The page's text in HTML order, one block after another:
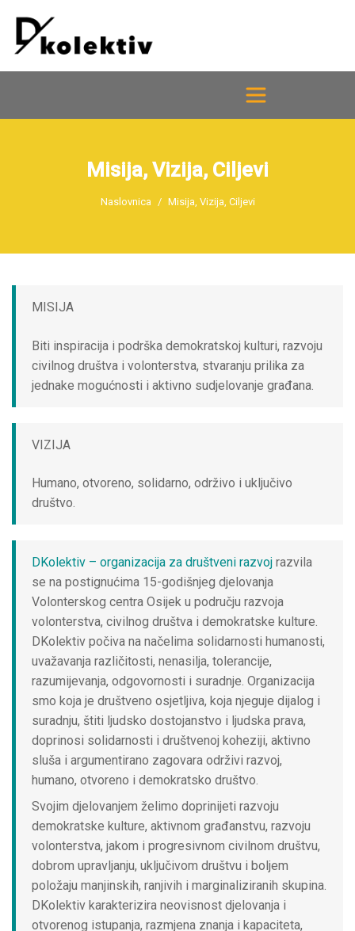
Misija, Vizija, Ciljevi
Naslovnica Misija, Vizija, Ciljevi
MISIJA
Biti inspiracija i podrška demokratskoj kulturi, razvoju
civilnog društva i volonterstva, stvaranju prilika za
jednake mogućnosti i aktivno sudjelovanje građana.
VIZIJA
Humano, otvoreno, solidarno, održivo i uključivo
društvo.
DKolektiv – organizacija za društveni razvoj razvila
se na postignućima 15-godišnjeg djelovanja
Volonterskog centra Osijek u području razvoja
volonterstva, civilnog društva i demokratske kulture.
DKolektiv počiva na načelima solidarnosti humanosti,
uvažavanja različitosti, nenasilja, tolerancije,
razumijevanja, odgovornosti i suradnje. Organizacija
smo koja je društveno osjetljiva, koja njeguje dijalog i
suradnju, štiti ljudsko dostojanstvo i ljudska prava,
doprinosi solidarnosti i društvenoj koheziji, aktivno
sluša i argumentirano zagovara održivi razvoj,
humano, otvoreno i demokratsko društvo.
Svojim djelovanjem želimo doprinijeti razvoju
demokratske kulture, aktivnom građanstvu, razvoju
volonterstva, jakom i progresivnom civilnom društvu,
dobrom upravljanju, uključivom društvu i boljem
položaju manjinskih, ranjivih i marginaliziranih skupina.
DKolektiv karakterizira neovisnost djelovanja i
otvorenog istupanja, razmjena znanja i kapaciteta,